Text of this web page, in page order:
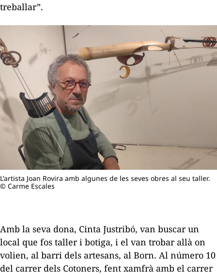
treballar”.
L'artista Joan Rovira amb algunes de les seves obres al seu taller.
© Carme Escales
Amb la seva dona, Cinta Justribó, van buscar un
local que fos taller i botiga, i el van trobar allà on
volien, al barri dels artesans, al Born. Al número 10
del carrer dels Cotoners, fent xamfrà amb el carrer